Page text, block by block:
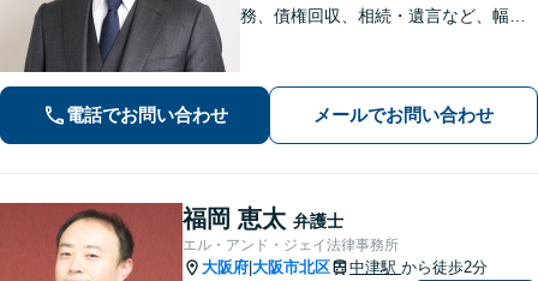
務、債権回収、相続・遺言など、幅広
意識しております。お気軽にご相談く
ださい。【企業顧問実績多数】
電話でお問い合わせ メールでお問い合わせ
福岡 恵太 弁護士
エル・アンド・ジェイ法律事務所
大阪府 大阪市北区 中津駅 から徒歩2分